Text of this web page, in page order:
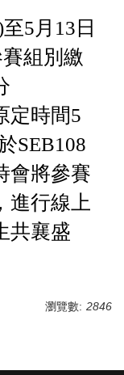
5月13日
組別 繳
定時間5
SEB108
會將參賽
進行線上
共襄盛
瀏覽數: 2846